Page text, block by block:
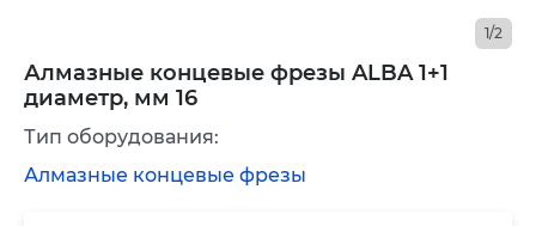
Алмазные концевые фрезы ALBA 1+1
диаметр, мм 16
1/2
Тип оборудования:
Алмазные концевые фрезы